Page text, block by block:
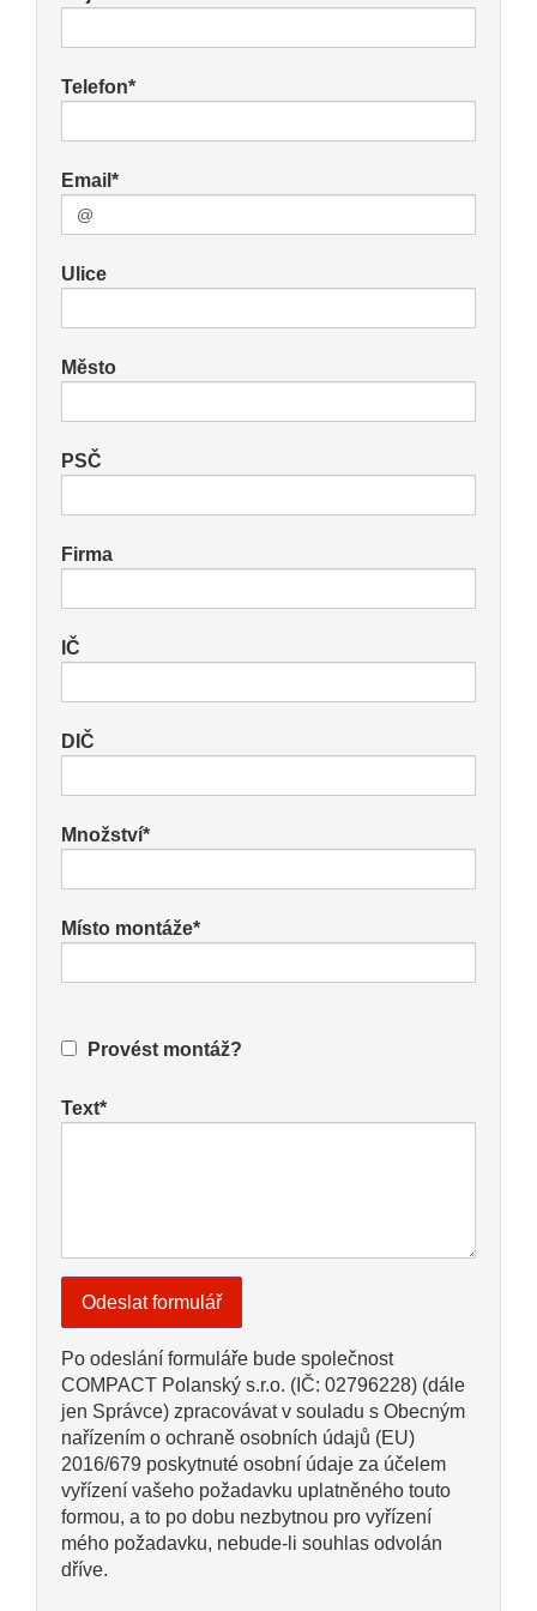
Telefon*
Email*
Ulice
Město
PSČ
Firma
IČ
DIČ
Množství*
Místo montáže*
Provést montáž?
Text*
Po odeslání formuláře bude společnost
COMPACT Polanský s.r.o. (IČ: 02796228) (dále
jen Správce) zpracovávat v souladu s Obecným
nařízením o ochraně osobních údajů (EU)
2016/679 poskytnuté osobní údaje za účelem
vyřízení vašeho požadavku uplatněného touto
formou, a to po dobu nezbytnou pro vyřízení
mého požadavku, nebude-li souhlas odvolán
dříve.